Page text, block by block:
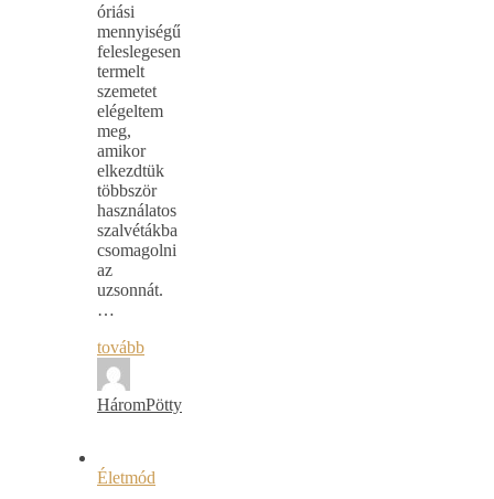
óriási
mennyiségű
feleslegesen
termelt
szemetet
elégeltem
meg,
amikor
elkezdtük
többször
használatos
szalvétákba
csomagolni
az
uzsonnát.
…
tovább
HáromPötty
Életmód